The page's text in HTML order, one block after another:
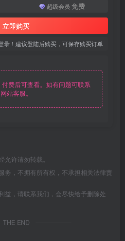
超级会员 免费
立即购买
录！建议登陆后购买，可保存购买订单
费后可查看。如有问题可联系
网站客服。
允许请勿转载。
务，不拥有所有权，不承担相关法律责
益，请联系我们，会尽快给予删除处
THE END